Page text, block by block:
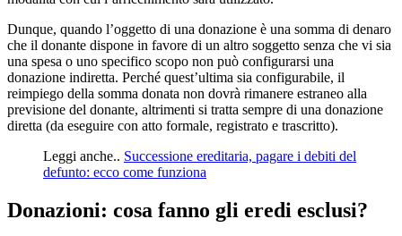
Dunque, quando l’oggetto di una donazione è una somma di denaro
che il donante dispone in favore di un altro soggetto senza che vi sia
una spesa o uno specifico scopo non può configurarsi una
donazione indiretta. Perché quest’ultima sia configurabile, il
reimpiego della somma donata non dovrà rimanere estraneo alla
previsione del donante, altrimenti si tratta sempre di una donazione
diretta (da eseguire con atto formale, registrato e trascritto).
Leggi anche.. Successione ereditaria, pagare i debiti del
defunto: ecco come funziona
Donazioni: cosa fanno gli eredi esclusi?